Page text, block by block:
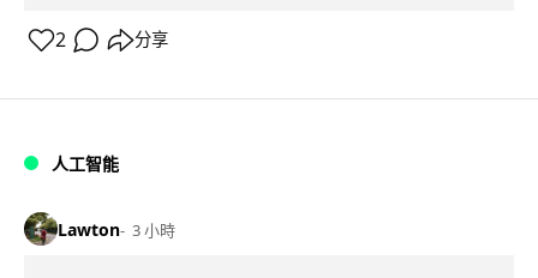
2 分享
人工智能
Lawton 3 小時